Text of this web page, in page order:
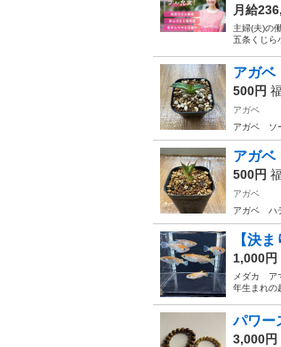
月給
主婦(夫)の
五条くじら
アガ
500円
アガベ
アガベ ソ
アガ
500円
アガベ
アガベ ハ
【決
1,000円
メダカ ア
年生まれの
パワー
3,000円